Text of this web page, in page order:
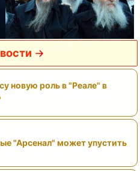
новую роль в "Реале" в
"Арсенал" может упустить